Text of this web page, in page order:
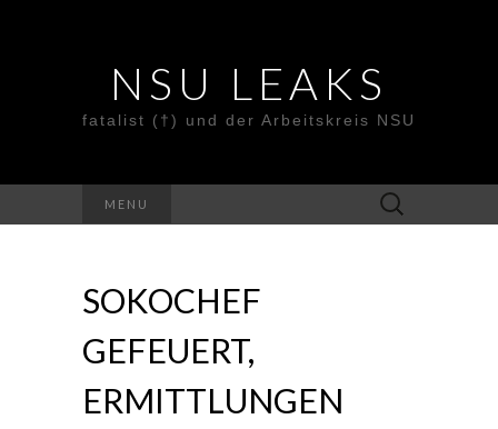
NSU LEAKS
fatalist (†) und der Arbeitskreis NSU
MENU
Suche
nach:
SOKOCHEF
GEFEUERT,
ERMITTLUNGEN